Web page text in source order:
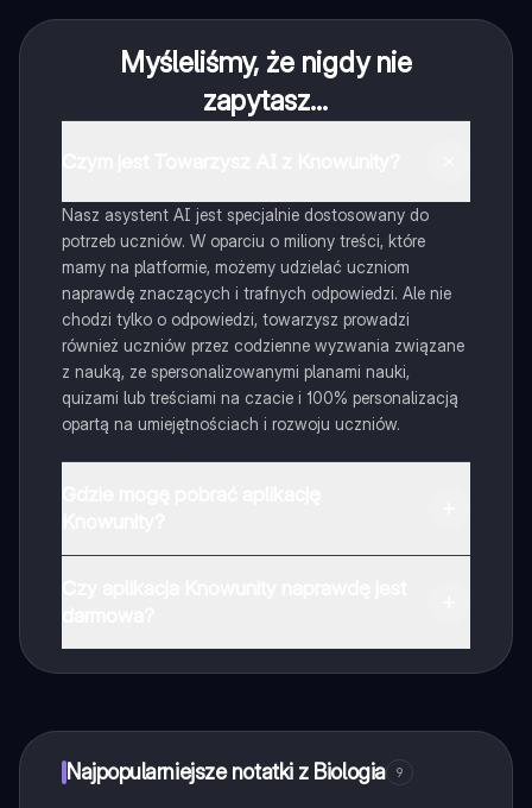
Myśleliśmy, że nigdy nie
zapytasz...
Nasz asystent AI jest specjalnie dostosowany do
potrzeb uczniów. W oparciu o miliony treści, które
mamy na platformie, możemy udzielać uczniom
naprawdę znaczących i trafnych odpowiedzi. Ale nie
chodzi tylko o odpowiedzi, towarzysz prowadzi
również uczniów przez codzienne wyzwania związane
z nauką, ze spersonalizowanymi planami nauki,
quizami lub treściami na czacie i 100% personalizacją
opartą na umiejętnościach i rozwoju uczniów.
które również możesz otrzymać za darmo. Dodatkowo
Najpopularniejsze notatki z Biologia 9